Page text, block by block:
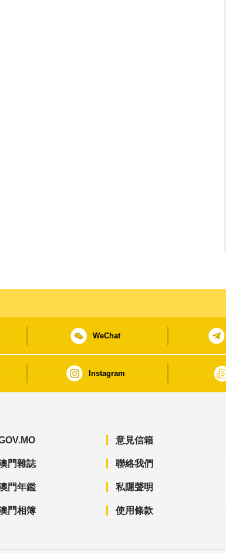
WeChat
Instagram
門雜誌
門年鑑
門相簿
意見信箱
聯絡我們
私隱聲明
使用條款